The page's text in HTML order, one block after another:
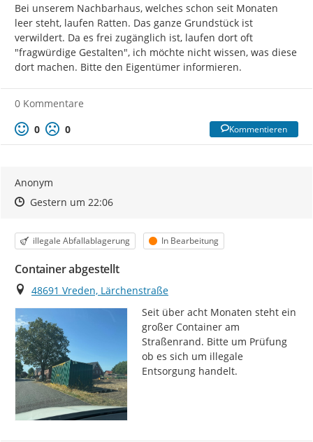
Bei unserem Nachbarhaus, welches schon seit Monaten
leer steht, laufen Ratten. Das ganze Grundstück ist
verwildert. Da es frei zugänglich ist, laufen dort oft
"fragwürdige Gestalten", ich möchte nicht wissen, was diese
dort machen. Bitte den Eigentümer informieren.
0 Kommentare
0
0 Kommentieren
Anonym
Zeitpunkt des Erstellens
Zeitpunkt des Erstellens
Gestern um 22:06Zur Äußerung
Kategorie
illegale Abfallablagerung Status
In Bearbeitung
Container abgestellt
Ort
48691 Vreden, Lärchenstraße
Seit über acht Monaten steht ein
großer Container am
Straßenrand. Bitte um Prüfung
ob es sich um illegale
Entsorgung handelt.